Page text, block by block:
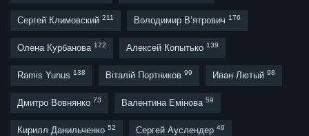
Сергей Климовский 211 Володимир В’ятрович 176
Олена Курбанова 172 Алексей Копытько 139
Ramis Yunus 138 Віталій Портников 99 Иван Лютый 98
Дмитро Вовнянко 73 Валентина Емінова 59
Кирилл Данильченко 52 Сергей Ауслендер 49